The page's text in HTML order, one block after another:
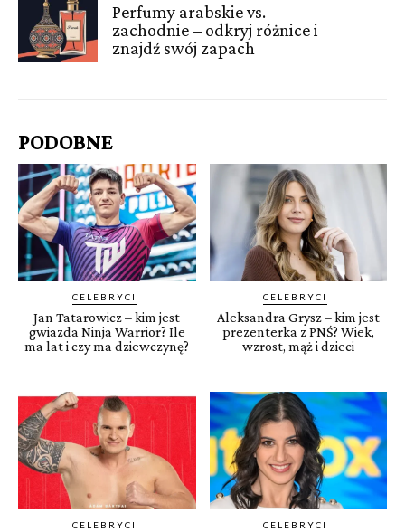
Perfumy arabskie vs.
zachodnie – odkryj różnice i
znajdź swój zapach
PODOBNE
CELEBRYCI
Jan Tatarowicz – kim jest
gwiazda Ninja Warrior? Ile
ma lat i czy ma dziewczynę?
CELEBRYCI
Aleksandra Grysz – kim jest
prezenterka z PNŚ? Wiek,
wzrost, mąż i dzieci
CELEBRYCI CELEBRYCI